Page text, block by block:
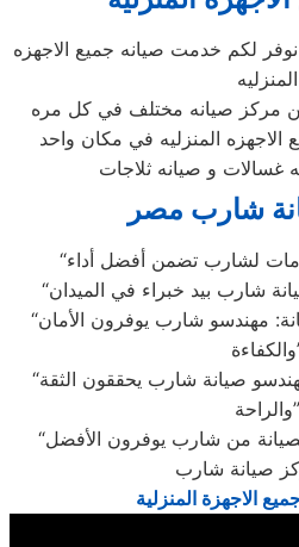
نوفر لكم خدمت صيانه جميع الاجهزه
المنزليه
مركز صيانه مختلف في كل مره
المنزليه في مكان واحد
غسالات و صيانه ثلاجات
شارب مصر
“جودة في كل تفاصيل الصيانة: مهندسو شارب يوفرون الأمان
“الاعتماد على الاحترافية: مهندسو صيانة شارب يحققون الثقة
والراحة”
صيانة شارب
الاجهزة المنزلية